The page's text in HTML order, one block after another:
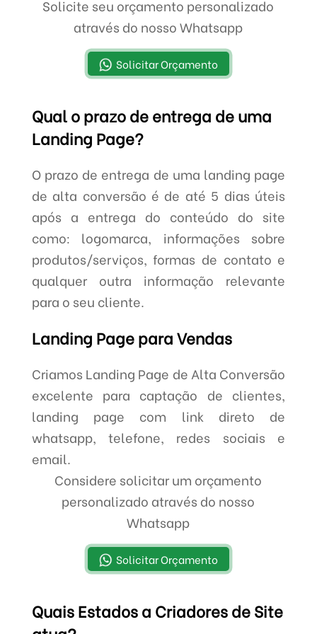
Solicite seu orçamento personalizado
através do nosso Whatsapp
Solicitar Orçamento
Qual o prazo de entrega de uma
Landing Page?
O prazo de entrega de uma landing page
de alta conversão é de até 5 dias úteis
após a entrega do conteúdo do site
como: logomarca, informações sobre
produtos/serviços, formas de contato e
qualquer outra informação relevante
para o seu cliente.
Landing Page para Vendas
Criamos Landing Page de Alta Conversão
excelente para captação de clientes,
landing page com link direto de
whatsapp, telefone, redes sociais e
email.
Considere solicitar um orçamento
personalizado através do nosso
Whatsapp
Solicitar Orçamento
Quais Estados a Criadores de Site